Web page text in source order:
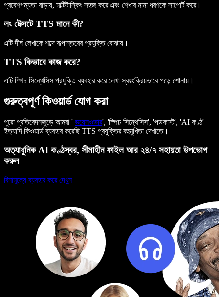
প্রবেশগম্যতা বাড়ায়, মাল্টিটাস্কিং সহজ করে এবং শেখার নানা ধরণকে সাপোর্ট করে।
লং টেক্সটে TTS মানে কী?
এটি দীর্ঘ লেখাকে শব্দে রূপান্তরের প্রযুক্তি বোঝায়।
TTS কিভাবে কাজ করে?
এটি স্পিচ সিন্থেসিস প্রযুক্তি ব্যবহার করে লেখা স্বয়ংক্রিয়ভাবে পড়ে শোনায়।
গুরুত্বপূর্ণ কিওয়ার্ড যোগ করা
পুরো প্রতিবেদনজুড়ে আমরা ' ভয়েসওভার', 'স্পিচ সিন্থেসিস', 'পডকাস্ট', 'AI কণ্ঠ'
ইত্যাদি কিওয়ার্ড ব্যবহার করেছি TTS প্রযুক্তির বহুমুখিতা দেখাতে।
অত্যাধুনিক AI কণ্ঠস্বর, সীমাহীন ফাইল আর ২৪/৭ সহায়তা উপভোগ
করুন
বিনামূল্যে ব্যবহার করে দেখুন